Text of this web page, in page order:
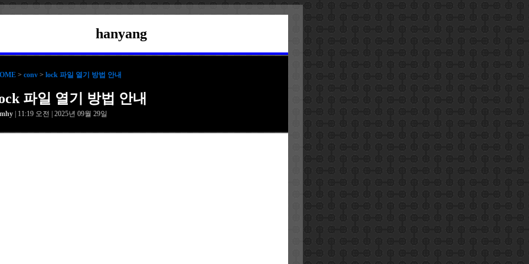
hanyang
> conv > lock 파일 열기 방법 안내
파일 열기 방법 안내
| 11:19 오전 | 2025년 09월 29일